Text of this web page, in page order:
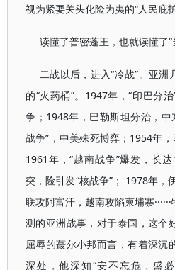
视为紧要关头化险为夷的“人民庇护
读懂了普密蓬王，也就读懂了“
二战以后，进入“冷战”。亚
的“火药桶”。1947年，“印巴分
争；1948年，巴勒斯坦分治，
战争”，中美殊死博弈；1954年，
1961年，“越南战争”爆发，长
突，险引发“核战争”； 1978年
联攻阿富汗，越南攻陷柬埔寨
测的亚洲战事，对于泰国，这个
屈辱的蕞尔小邦而言，有着深沉
深处，他深知“安不忘危，盛